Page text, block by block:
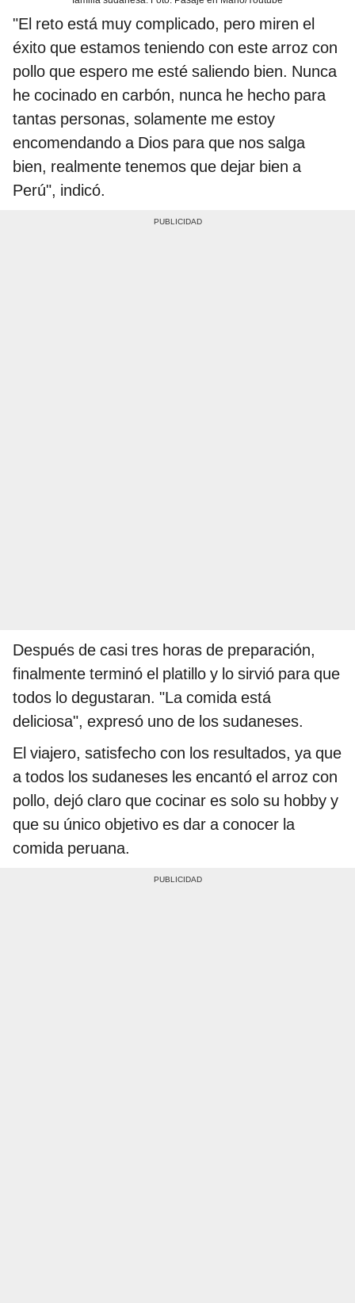
"El reto está muy complicado, pero miren el
éxito que estamos teniendo con este arroz con
pollo que espero me esté saliendo bien. Nunca
he cocinado en carbón, nunca he hecho para
tantas personas, solamente me estoy
encomendando a Dios para que nos salga
bien, realmente tenemos que dejar bien a
Perú", indicó.
Después de casi tres horas de preparación,
finalmente terminó el platillo y lo sirvió para que
todos lo degustaran. "La comida está
deliciosa", expresó uno de los sudaneses.
El viajero, satisfecho con los resultados, ya que
a todos los sudaneses les encantó el arroz con
pollo, dejó claro que cocinar es solo su hobby y
que su único objetivo es dar a conocer la
comida peruana.